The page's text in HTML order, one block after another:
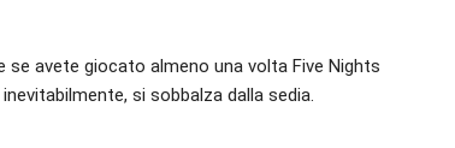
se avete giocato almeno una volta Five Nights
si sobbalza dalla sedia.